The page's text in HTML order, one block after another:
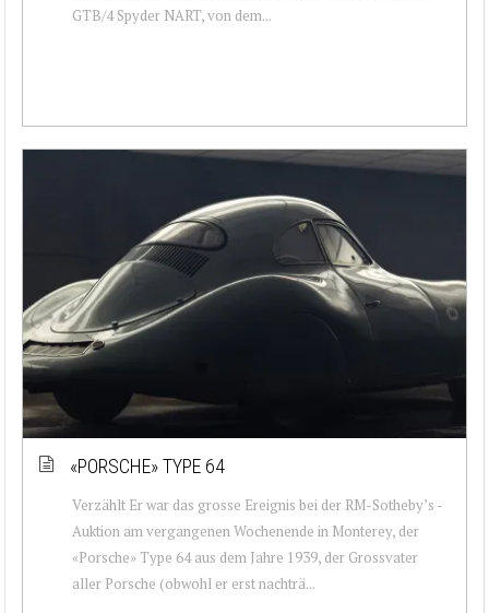
GTB/4 Spyder NART, von dem...
«PORSCHE» TYPE 64
Verzählt Er war das grosse Ereignis bei der RM-Sotheby’s -
Auktion am vergangenen Wochenende in Monterey, der
«Porsche» Type 64 aus dem Jahre 1939, der Grossvater
aller Porsche (obwohl er erst nachträ...